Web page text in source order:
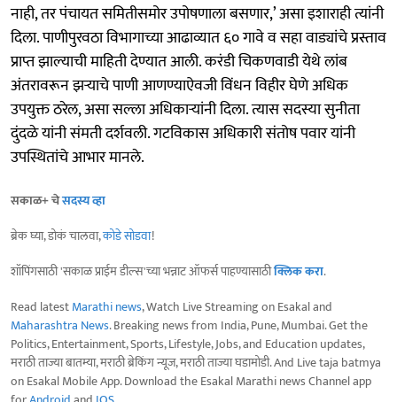
नाही, तर पंचायत समितीसमोर उपोषणाला बसणार,’ असा इशाराही त्यांनी
दिला. पाणीपुरवठा विभागाच्या आढाव्यात ६० गावे व सहा वाड्यांचे प्रस्ताव
प्राप्त झाल्याची माहिती देण्यात आली. करंडी चिकणवाडी येथे लांब
अंतरावरून झऱ्याचे पाणी आणण्याऐवजी विंधन विहीर घेणे अधिक
उपयुक्त ठरेल, असा सल्ला अधिकाऱ्यांनी दिला. त्यास सदस्या सुनीता
दुंदळे यांनी संमती दर्शवली. गटविकास अधिकारी संतोष पवार यांनी
उपस्थितांचे आभार मानले.
सकाळ+ चेसदस्य व्हा
ब्रेक घ्या, डोकं चालवा,कोडे सोडवा!
शॉपिंगसाठी 'सकाळ प्राईम डील्स'च्या भन्नाट ऑफर्स पाहण्यासाठीक्लिक करा.
Read latestMarathi news, Watch Live Streaming on Esakal and
Maharashtra News. Breaking news from India, Pune, Mumbai. Get the
Politics, Entertainment, Sports, Lifestyle, Jobs, and Education updates,
मराठी ताज्या बातम्या, मराठी ब्रेकिंग न्यूज, मराठी ताज्या घडामोडी. And Live taja batmya
on Esakal Mobile App. Download the Esakal Marathi news Channel app